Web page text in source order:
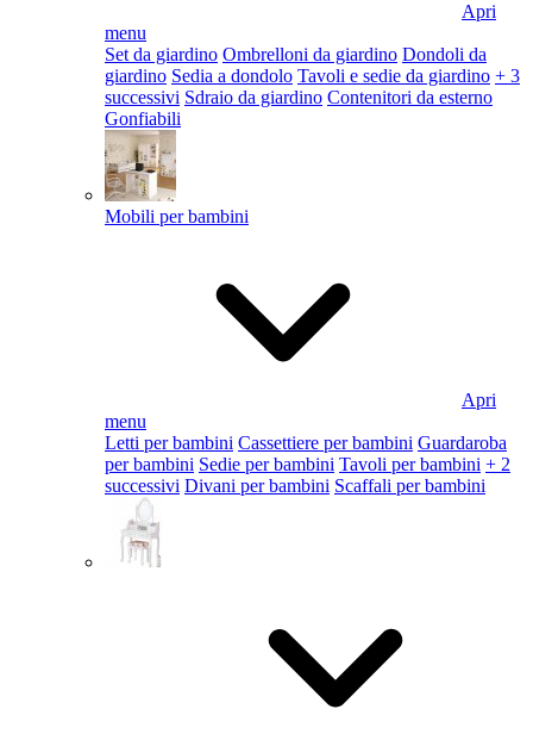
Apri
menu
Set da giardino Ombrelloni da giardino Dondoli da
giardino Sedia a dondolo Tavoli e sedie da giardino + 3
successivi Sdraio da giardino Contenitori da esterno
Gonfiabili
Mobili per bambini
Apri
menu
Letti per bambini Cassettiere per bambini Guardaroba
per bambini Sedie per bambini Tavoli per bambini + 2
successivi Divani per bambini Scaffali per bambini